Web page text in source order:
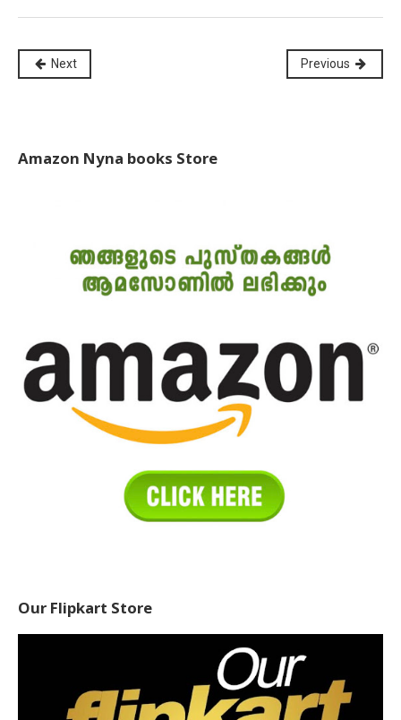
Next Previous
Amazon Nyna books Store
Our Flipkart Store